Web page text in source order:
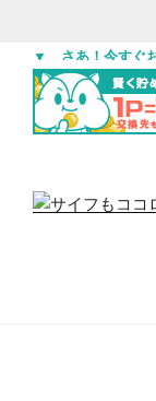
▼ さあ！今すぐ